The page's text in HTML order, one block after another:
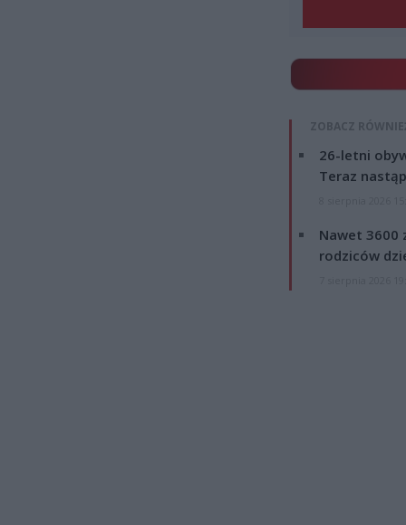
ZOBACZ
26-letni
Teraz
Nawet 3600
rodziców